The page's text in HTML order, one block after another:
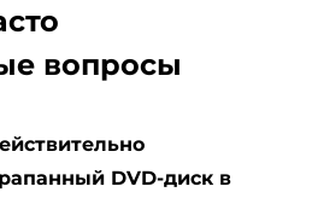
вопросы
DVD-диск в